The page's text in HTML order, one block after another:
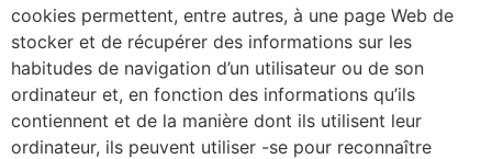
cookies permettent, entre autres, à une page Web de
stocker et de récupérer des informations sur les
habitudes de navigation d’un utilisateur ou de son
ordinateur et, en fonction des informations qu’ils
contiennent et de la manière dont ils utilisent leur
ordinateur, ils peuvent utiliser -se pour reconnaître